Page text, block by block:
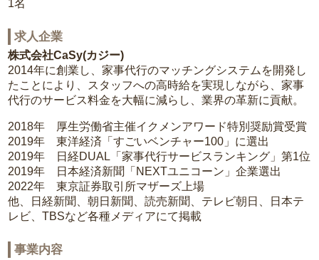
1名
求人企業
株式会社CaSy(カジー)
2014年に創業し、家事代行のマッチングシステムを開発し
たことにより、スタッフへの高時給を実現しながら、家事
代行のサービス料金を大幅に減らし、業界の革新に貢献。
2018年 厚生労働省主催イクメンアワード特別奨励賞受賞
2019年 東洋経済「すごいベンチャー100」に選出
2019年 日経DUAL「家事代行サービスランキング」第1位
2019年 日本経済新聞「NEXTユニコーン」企業選出
2022年 東京証券取引所マザーズ上場
他、日経新聞、朝日新聞、読売新聞、テレビ朝日、日本テ
レビ、TBSなど各種メディアにて掲載
事業内容